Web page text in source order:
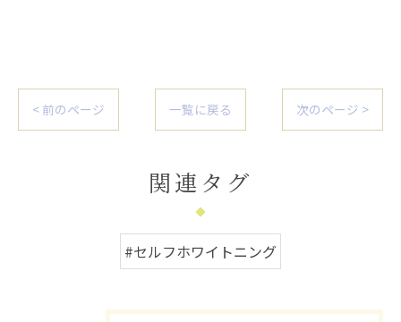
< 前のページ 一覧に戻る 次のページ >
関連タグ
#セルフホワイトニング